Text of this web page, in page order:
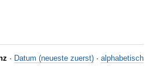
· Datum (neueste zuerst) · alphabetisch